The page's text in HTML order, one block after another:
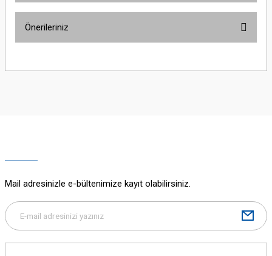
Önerileriniz
yetersiz gördüğünüz noktaları öneri formunu kullanarak tarafımıza
Bu ürüne benzer farklı alternatifler olmalı.
Mail adresinizle e-bültenimize kayıt olabilirsiniz.